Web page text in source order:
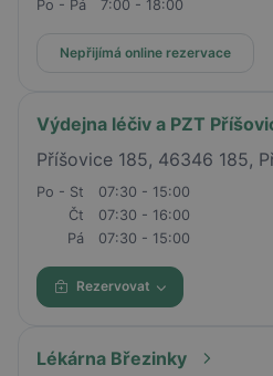
Po - Pá 7:00 - 18:00
Nepřijímá online rezervace
Výdejna léčiv a PZT
Příšovice 185, 46346 185,
Po - St
07:30 - 15:00
Čt
07:30 - 16:00
Pá
07:30 - 15:00
Rezervovat
Lékárna Březinky